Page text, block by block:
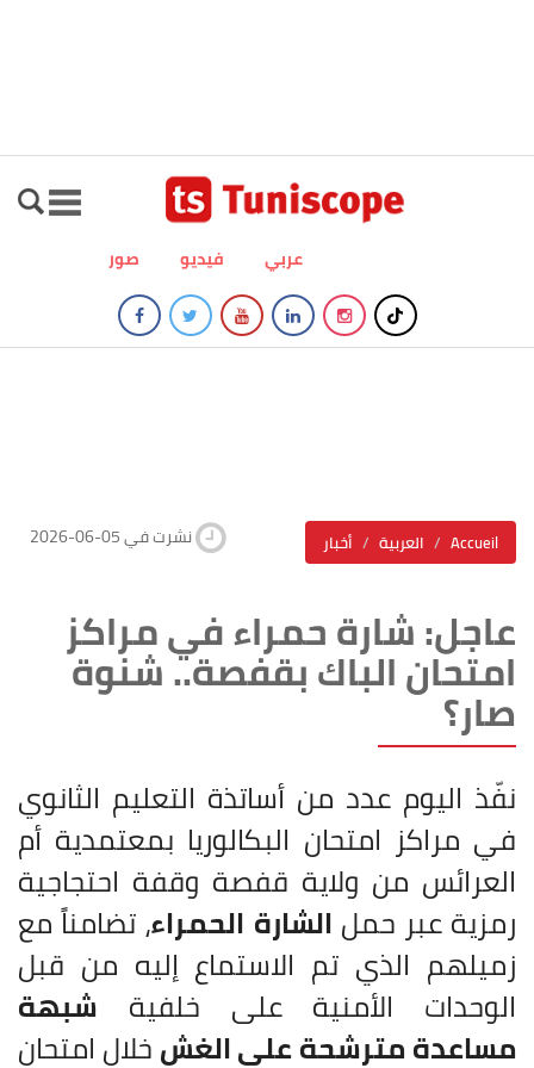
صور فيديو عربي
أخبار العربية Accueil 2026-06-05 نشرت في
عاجل: شارة حمراء في مراكز
امتحان الباك بقفصة.. شنوة
صار؟
نفّذ اليوم عدد من أساتذة التعليم الثانوي
في مراكز امتحان البكالوريا بمعتمدية أم
العرائس من ولاية قفصة وقفة احتجاجية
رمزية عبر حمل الشارة الحمراء، تضامناً مع
زميلهم الذي تم الاستماع إليه من قبل
الوحدات الأمنية على خلفية شبهة
مساعدة مترشحة على الغشخلال امتحان